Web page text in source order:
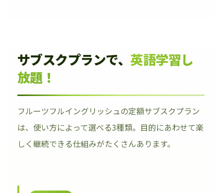
サブスクプランで、 英語学習し
放題！
フルーツフルイングリッシュの定額サブスクプラン
は、使い方によって選べる3種類。目的にあわせて楽
しく継続できる仕組みがたくさんあります。